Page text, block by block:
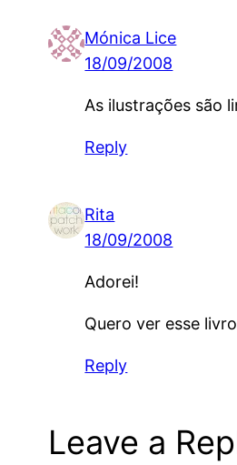
Mónica Lice
18/09/2008
As ilustrações são
Reply
Rita
18/09/2008
Adorei!
Quero ver esse
Reply
Leave a